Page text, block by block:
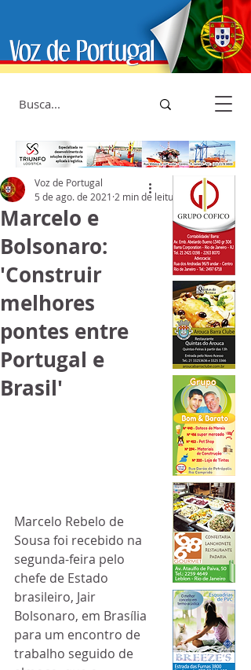
Marcelo e
Bolsonaro:
'Construir
melhores
pontes entre
Portugal e
Brasil'
Voz de Portugal
5 de ago. de 2021 2 min de leitura
Marcelo Rebelo de
Sousa foi recebido na
segunda-feira pelo
chefe de Estado
brasileiro, Jair
Bolsonaro, em Brasília
para um encontro de
trabalho seguido de